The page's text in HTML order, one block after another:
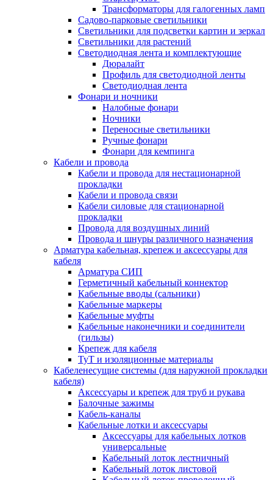
Трансформаторы для галогенных ламп
Садово-парковые светильники
Светильники для подсветки картин и зеркал
Светильники для растений
Светодиодная лента и комплектующие
Дюралайт
Профиль для светодиодной ленты
Светодиодная лента
Фонари и ночники
Налобные фонари
Ночники
Переносные светильники
Ручные фонари
Фонари для кемпинга
Кабели и провода
Кабели и провода для нестационарной
прокладки
Кабели и провода связи
Кабели силовые для стационарной
прокладки
Провода для воздушных линий
Провода и шнуры различного назначения
Арматура кабельная, крепеж и аксессуары для
кабеля
Арматура СИП
Герметичный кабельный коннектор
Кабельные вводы (сальники)
Кабельные маркеры
Кабельные муфты
Кабельные наконечники и соединители
(гильзы)
Крепеж для кабеля
ТуТ и изоляционные материалы
Кабеленесущие системы (для наружной прокладки
кабеля)
Аксессуары и крепеж для труб и рукава
Балочные зажимы
Кабель-каналы
Кабельные лотки и аксессуары
Аксессуары для кабельных лотков
универсальные
Кабельный лоток лестничный
Кабельный лоток листовой